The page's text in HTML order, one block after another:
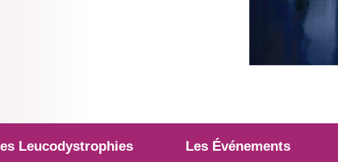
Leucodystrophies Les Événements